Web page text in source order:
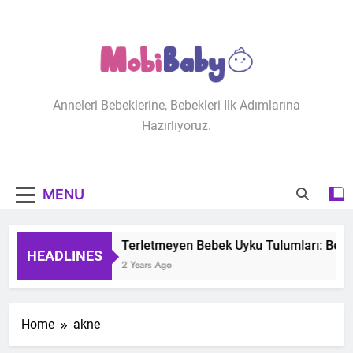
MobiBaby
Anneleri Bebeklerine, Bebekleri Ilk Adımlarına
Hazırlıyoruz.
MENU
HEADLINES
Terletmeyen Bebek Uyku Tulumları:
2 Years Ago
Home akne